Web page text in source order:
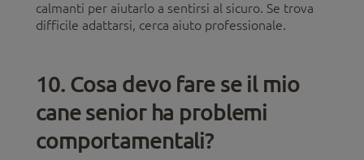
calmanti per aiutarlo a sentirsi al sicuro. Se trova
difficile adattarsi, cerca aiuto professionale.
10. Cosa devo fare se il mio
cane senior ha problemi
comportamentali?